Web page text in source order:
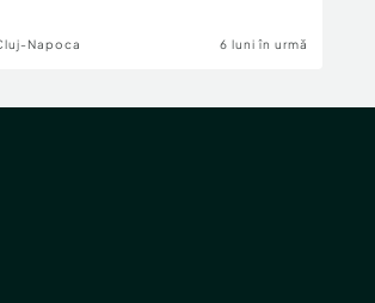
Napoca 6 luni în urmă